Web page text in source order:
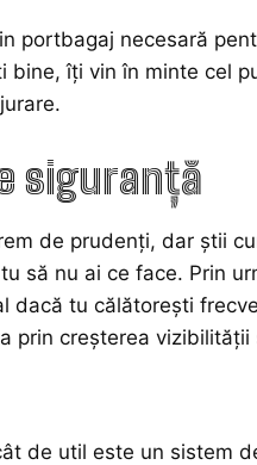
portbagaj necesară
îți vin în minte cel
siguranță
de prudenți, dar știi
să nu ai ce face. Prin
dacă tu călătorești
prin creșterea vizibilității
de util este un sistem